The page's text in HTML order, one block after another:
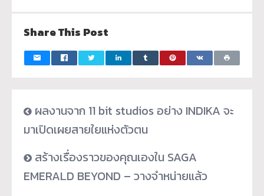
Share This Post
ผลงานจาก 11 bit studios อย่าง INDIKA จะ
มาเปิดเผยสายใยแห่งตัวตน
สร้างเรื่องราวของคุณเองใน SAGA
EMERALD BEYOND – วางจำหน่ายแล้ว